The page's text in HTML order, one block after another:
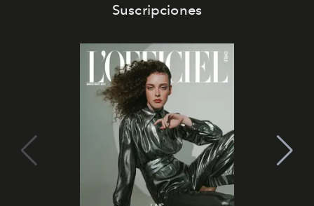
Suscripciones